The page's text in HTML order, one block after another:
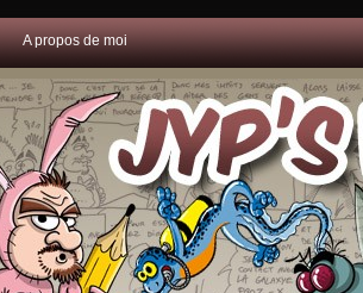
A propos de moi